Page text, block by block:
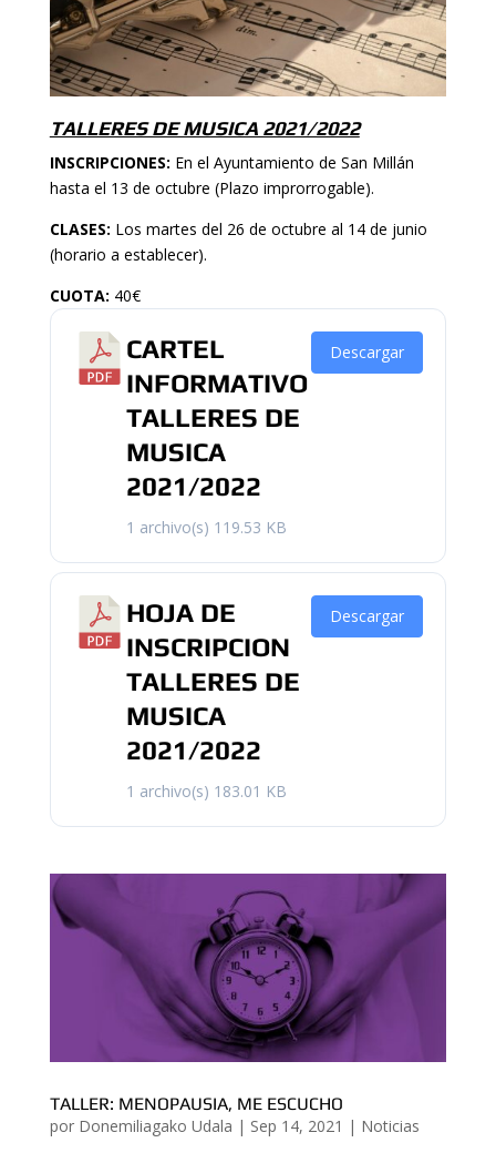
TALLERES DE MUSICA 2021/2022
INSCRIPCIONES: En el Ayuntamiento de San Millán
hasta el 13 de octubre (Plazo improrrogable).
CLASES: Los martes del 26 de octubre al 14 de junio
(horario a establecer).
CUOTA: 40€
CARTEL
INFORMATIVO
TALLERES DE
MUSICA
2021/2022
1 archivo(s) 119.53 KB
Descargar
HOJA DE
INSCRIPCION
TALLERES DE
MUSICA
2021/2022
1 archivo(s) 183.01 KB
Descargar
TALLER: MENOPAUSIA, ME ESCUCHO
por Donemiliagako Udala | Sep 14, 2021 | Noticias